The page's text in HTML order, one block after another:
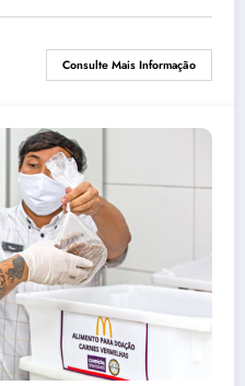
Consulte Mais Informação